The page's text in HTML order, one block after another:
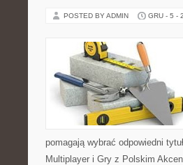
POSTED BY ADMIN GRU - 5 -
pomagają wybrać odpowiedni
Multiplayer i Gry z Polskim